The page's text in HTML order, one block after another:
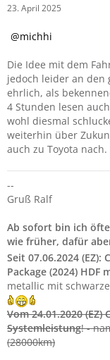
23. April 2025
michhi
Die Idee mit dem
jedoch leider an den
ehrlich, als
4 Stunden lesen
wohl diesmal
weiterhin über
auch zu Toyota nach.
--
Gruß Ralf
Ab sofort bin ich
wie früher, dafür
Seit 07.06.2024 (EZ):
Package (2024) HDF
metallic mit
Vom 24.01.2020 (EZ)
Systemleistung! -
(28000km)